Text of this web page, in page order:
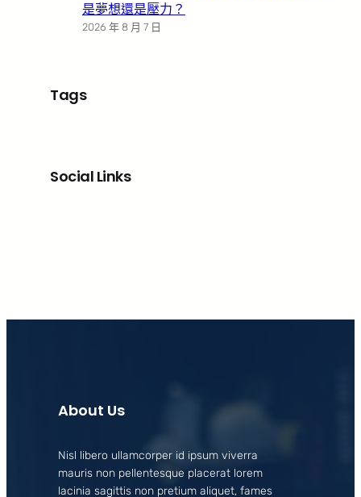
是夢想還是壓力？
2026 年 8 月 7 日
Tags
Social Links
About Us
Nisl libero ullamcorper id ipsum viverra
mauris non pellentesque placerat lorem
lacinia sagittis non pretium aliquet, fames